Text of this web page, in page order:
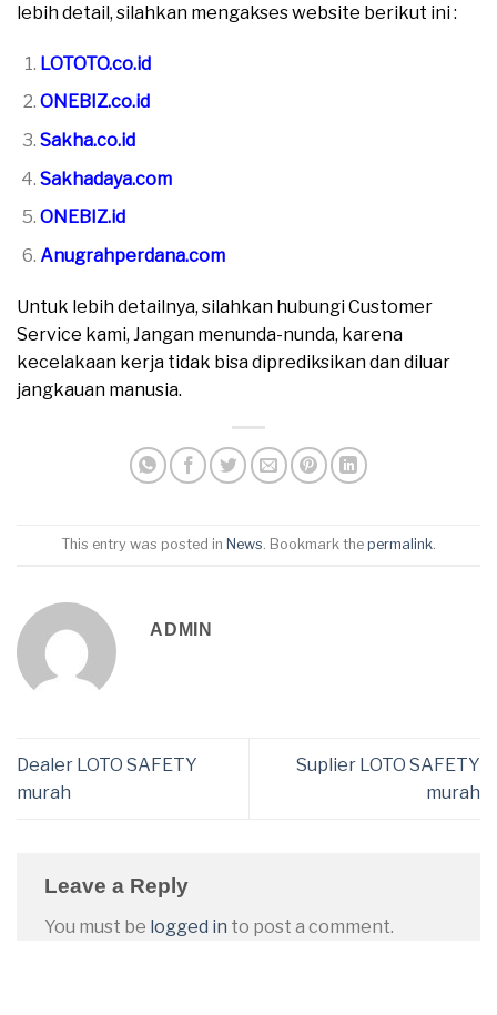
lebih detail, silahkan mengakses website berikut ini :
LOTOTO.co.id
ONEBIZ.co.id
Sakha.co.id
Sakhadaya.com
ONEBIZ.id
Anugrahperdana.com
Untuk lebih detailnya, silahkan hubungi Customer
Service kami, Jangan menunda-nunda, karena
kecelakaan kerja tidak bisa diprediksikan dan diluar
jangkauan manusia.
This entry was posted in News . Bookmark the permalink
ADMIN
Dealer LOTO SAFETY
murah
Suplier LOTO SAFETY
murah
Leave a Reply
You must be logged in to post a comment.